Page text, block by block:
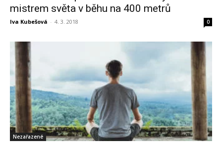
mistrem světa v běhu na 400 metrů
Iva Kubešová - 4. 3. 2018 0
Nezařazené